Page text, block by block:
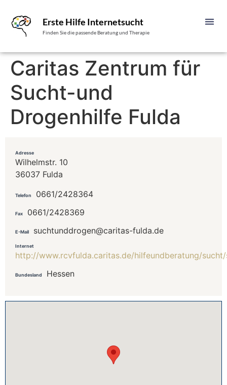
Erste Hilfe Internetsucht
Finden Sie die passende Beratung und Therapie
Caritas Zentrum für
Sucht-und
Drogenhilfe Fulda
Adresse
Wilhelmstr. 10
36037 Fulda
Telefon 0661/2428364
Fax 0661/2428369
E-Mail suchtunddrogen@caritas-fulda.de
Internet
http://www.rcvfulda.caritas.de/hilfeundberatung/
Bundesland Hessen